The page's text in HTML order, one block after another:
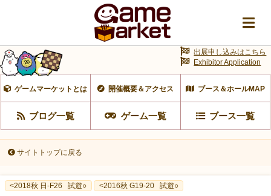
ゲームマーケットとは 開催概要＆アクセス ブース＆ホールMAP
ブログ一覧 ゲーム一覧 ブース一覧
出展申し込みはこちら
Exhibitor Application
サイトトップに戻る
<2018秋 日-F26 試遊○ <2016秋 G19-20 試遊○